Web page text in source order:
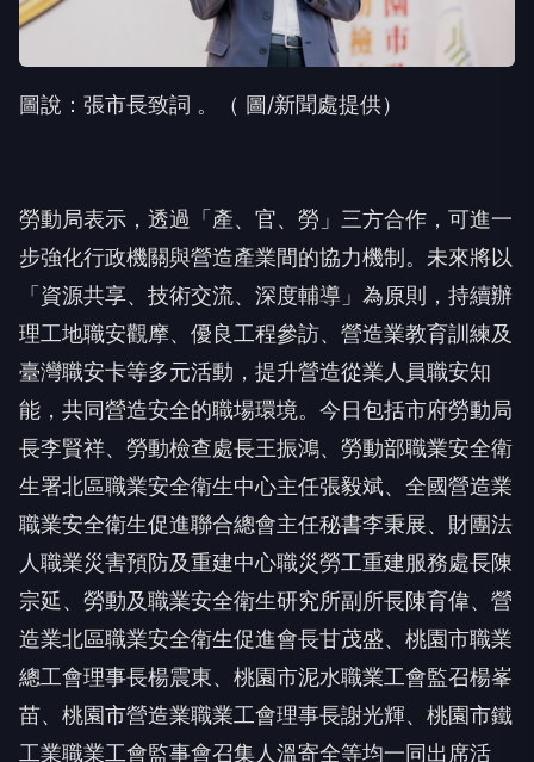
圖說：張市長致詞 。（ 圖/新聞處提供）
步強化行政機關與營造產業間的協力機制。未來將以
「資源共享、技術交流、深度輔導」為原則，持續辦
理工地職安觀摩、優良工程參訪、營造業教育訓練及
臺灣職安卡等多元活動，提升營造從業人員職安知
能，共同營造安全的職場環境。今日包括市府勞動局
長李賢祥、勞動檢查處長王振鴻、勞動部職業安全衛
生署北區職業安全衛生中心主任張毅斌、全國營造業
職業安全衛生促進聯合總會主任秘書李秉展、財團法
人職業災害預防及重建中心職災勞工重建服務處長陳
宗延、勞動及職業安全衛生研究所副所長陳育偉、營
造業北區職業安全衛生促進會長甘茂盛、桃園市職業
總工會理事長楊震東、桃園市泥水職業工會監召楊峯
苗、桃園市營造業職業工會理事長謝光輝、桃園市鐵
工業職業工會監事會召集人溫寄全等均一同出席活
動。